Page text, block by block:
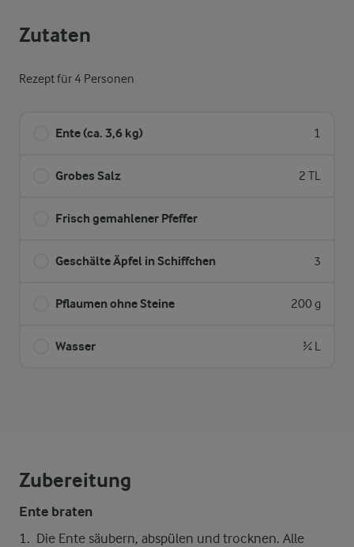
Zutaten
Rezept für 4 Personen
Ente (ca. 3,6 kg) 1
Grobes Salz 2 TL
Frisch gemahlener Pfeffer
Geschälte Äpfel in Schiffchen 3
Pflaumen ohne Steine 200 g
Wasser ¾ L
Zubereitung
Ente braten
Die Ente säubern, abspülen und trocknen. Alle